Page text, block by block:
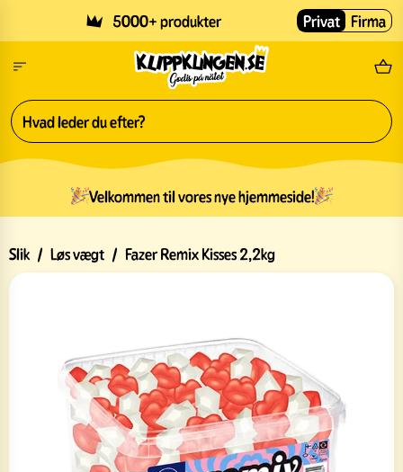
5000+ produkter Privat Firma
Velkommen til vores nye hjemmeside!
Slik / Løs vægt / Fazer Remix Kisses 2,2kg